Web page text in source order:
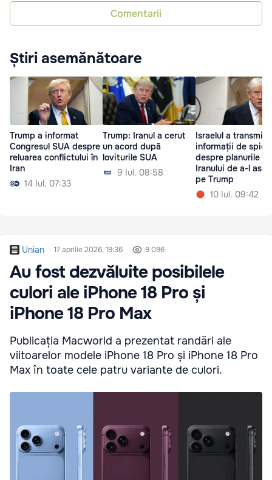
Comentarii
Știri asemănătoare
Trump a informat
Congresul SUA despre
reluarea conflictului în
Iran
14 Iul. 07:33
Trump: Iranul a cerut
un acord după
loviturile SUA
9 Iul. 08:58
Israelul a transmis
informații de
despre planurile
Iranului de a-l
pe Trump
10 Iul. 09:42
Unian 17 aprilie 2026, 19:36 9 096
Au fost dezvăluite posibilele
culori ale iPhone 18 Pro și
iPhone 18 Pro Max
Publicația Macworld a prezentat randări ale
viitoarelor modele iPhone 18 Pro și iPhone 18 Pro
Max în toate cele patru variante de culori.